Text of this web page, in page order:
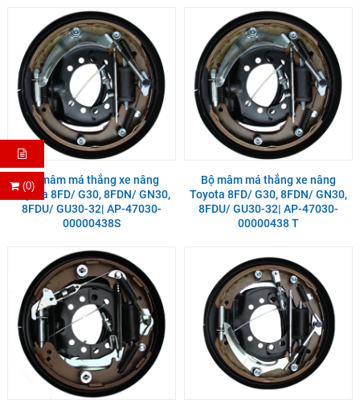
(0)
Bộ mâm má thắng xe nâng
Toyota 8FD/ G30, 8FDN/ GN30,
8FDU/ GU30-32| AP-47030-
00000438S
Bộ mâm má thắng xe nâng
Toyota 8FD/ G30, 8FDN/ GN30,
8FDU/ GU30-32| AP-47030-
00000438 T